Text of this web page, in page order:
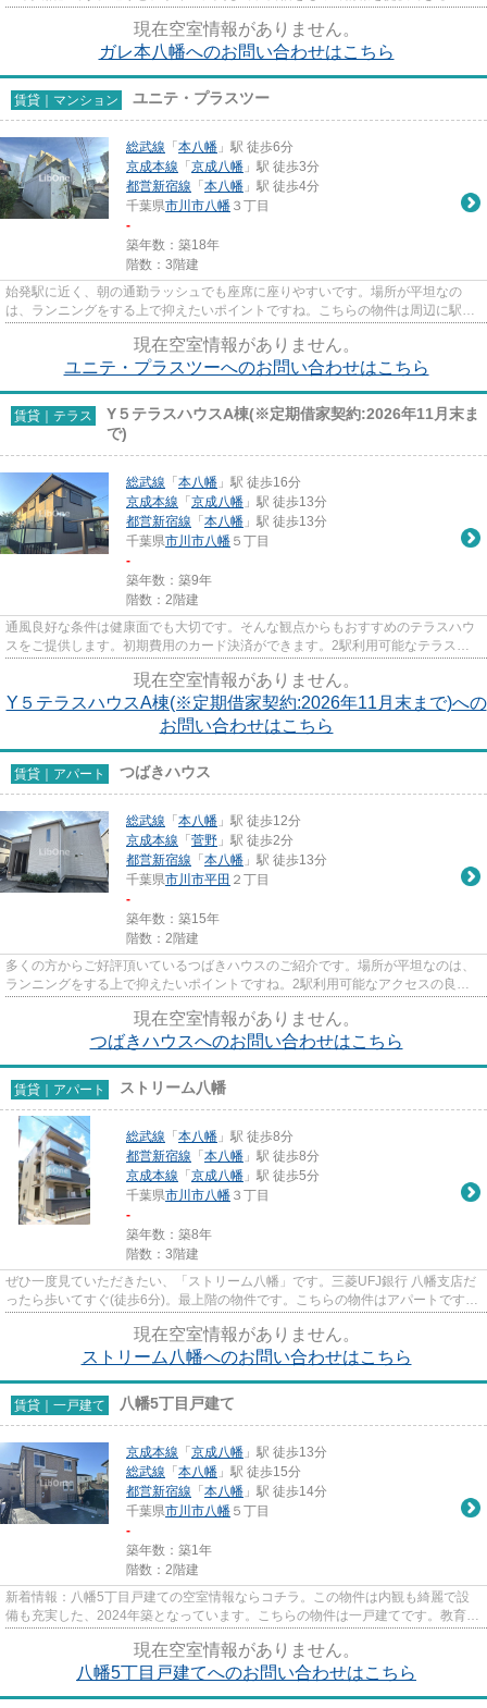
現在空室情報がありません。
ガレ本八幡へのお問い合わせはこちら
賃貸｜マンション ユニテ・プラスツー
総武線 「 本八幡 」駅 徒歩6分
京成本線 「 京成八幡 」駅 徒歩3分
都営新宿線 「 本八幡 」駅 徒歩4分
千葉県市川市八幡 ３丁目
-
築年数：築18年
階数：3階建
始発駅に近く、朝の通勤ラッシュでも座席に座りやすいです。場所が平坦なの
は、ランニングをする上で抑えたいポイントですね。こちらの物件は周辺に駅が
現在空室情報がありません。
ユニテ・プラスツーへのお問い合わせはこちら
賃貸｜テラス
Y５テラスハウスA棟(※定期借家契約:2026年11月末ま
で)
総武線 「 本八幡 」駅 徒歩16分
京成本線 「 京成八幡 」駅 徒歩13分
都営新宿線 「 本八幡 」駅 徒歩13分
千葉県市川市八幡 ５丁目
-
築年数：築9年
階数：2階建
通風良好な条件は健康面でも大切です。そんな観点からもおすすめのテラスハウ
スをご提供します。初期費用のカード決済ができます。2駅利用可能なテラスハ
現在空室情報がありません。
Y５テラスハウスA棟(※定期借家契約:2026年11月末まで)への
お問い合わせはこちら
賃貸｜アパート つばきハウス
総武線 「 本八幡 」駅 徒歩12分
京成本線 「 菅野 」駅 徒歩2分
都営新宿線 「 本八幡 」駅 徒歩13分
千葉県市川市平田 ２丁目
-
築年数：築15年
階数：2階建
多くの方からご好評頂いているつばきハウスのご紹介です。場所が平坦なのは、
ランニングをする上で抑えたいポイントですね。2駅利用可能なアクセスの良い
現在空室情報がありません。
つばきハウスへのお問い合わせはこちら
賃貸｜アパート ストリーム八幡
総武線 「 本八幡 」駅 徒歩8分
都営新宿線 「 本八幡 」駅 徒歩8分
京成本線 「 京成八幡 」駅 徒歩5分
千葉県市川市八幡 ３丁目
-
築年数：築8年
階数：3階建
ぜひ一度見ていただきたい、「ストリーム八幡」です。三菱UFJ銀行 八幡支店だ
ったら歩いてすぐ(徒歩6分)。最上階の物件です。こちらの物件はアパートです。
現在空室情報がありません。
ストリーム八幡へのお問い合わせはこちら
賃貸｜一戸建て 八幡5丁目戸建て
京成本線 「 京成八幡 」駅 徒歩13分
総武線 「 本八幡 」駅 徒歩15分
都営新宿線 「 本八幡 」駅 徒歩14分
千葉県市川市八幡 ５丁目
-
築年数：築1年
階数：2階建
新着情報：八幡5丁目戸建ての空室情報ならコチラ。この物件は内観も綺麗で設
備も充実した、2024年築となっています。こちらの物件は一戸建てです。教育環
現在空室情報がありません。
八幡5丁目戸建てへのお問い合わせはこちら